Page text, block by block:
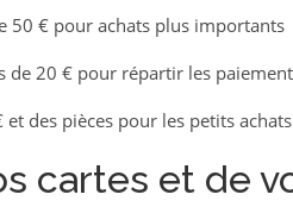
50 € pour achats plus importants
de 20 € pour répartir les
des pièces pour les petits achats
cartes et de